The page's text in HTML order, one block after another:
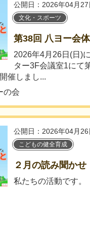
公開日：2026年04月27
文化・スポーツ
第38回 八ヨー会
2026年4月26日(日)
ター3F会議室1にて
催しまし...
の会
公開日：2026年04月26
こどもの健全育成
２月の読み聞かせ
私たちの活動です。